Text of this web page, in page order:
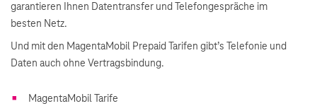
garantieren Ihnen Datentransfer und Telefongespräche im
besten Netz.
Und mit den MagentaMobil Prepaid Tarifen gibt’s Telefonie und
Daten auch ohne Vertragsbindung.
MagentaMobil Tarife